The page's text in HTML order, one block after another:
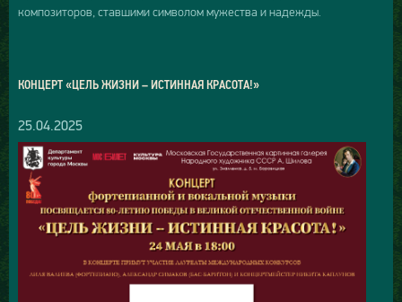
композиторов, ставшими символом мужества и надежды.
КОНЦЕРТ «ЦЕЛЬ ЖИЗНИ – ИСТИННАЯ КРАСОТА!»
25.04.2025